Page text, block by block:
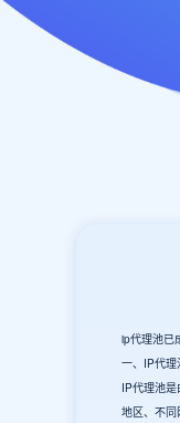
ip代理池已
一、IP代理
IP代理池
地区、不同